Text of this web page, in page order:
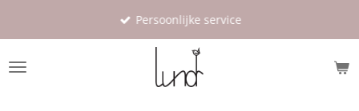
de
Persoonlijke service